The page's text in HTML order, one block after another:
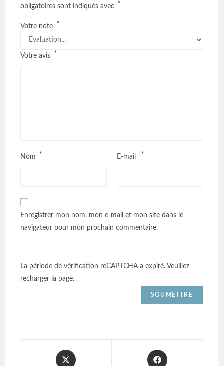
obligatoires sont indiqués avec
*
Votre note *
Votre avis *
Nom * E-mail *
Enregistrer mon nom, mon e-mail et mon site dans le
navigateur pour mon prochain commentaire.
La période de vérification reCAPTCHA a expiré. Veuillez
recharger la page.